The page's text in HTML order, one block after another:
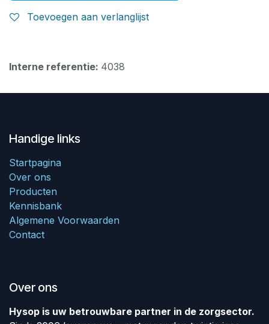
Toevoegen aan verlanglijst
Interne referentie: 4038
Handige links
Startpagina
Over ons
Producten
Kennisbank
Algemene Voorwaarden
Contact
Over ons
Hysop is uw betrouwbare partner in de zorgsector.